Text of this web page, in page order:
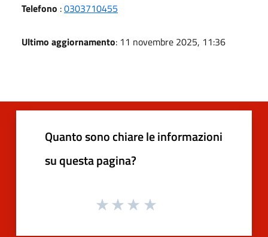
Telefono :0303710455
Ultimo aggiornamento: 11 novembre 2025, 11:36
Quanto sono chiare le informazioni
su questa pagina?